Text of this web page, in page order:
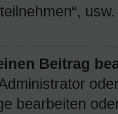
usw.
Beitrag
bearbeiten